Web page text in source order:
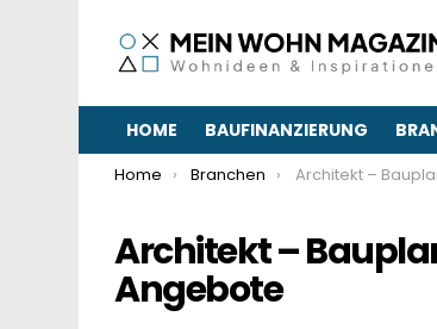
HOME BAUFINANZIERUNG
You are here:
Home Branchen Architekt – Bauplanung in der
Architekt –
Angebote